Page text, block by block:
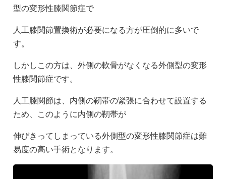
型の変形性膝関節症で
人工膝関節置換術が必要になる方が圧倒的に多いで
す。
しかしこの方は、外側の軟骨がなくなる外側型の変形
性膝関節症です。
人工膝関節は、内側の靭帯の緊張に合わせて設置する
ため、このように内側の靭帯が
伸びきってしまっている外側型の変形性膝関節症は難
易度の高い手術となります。